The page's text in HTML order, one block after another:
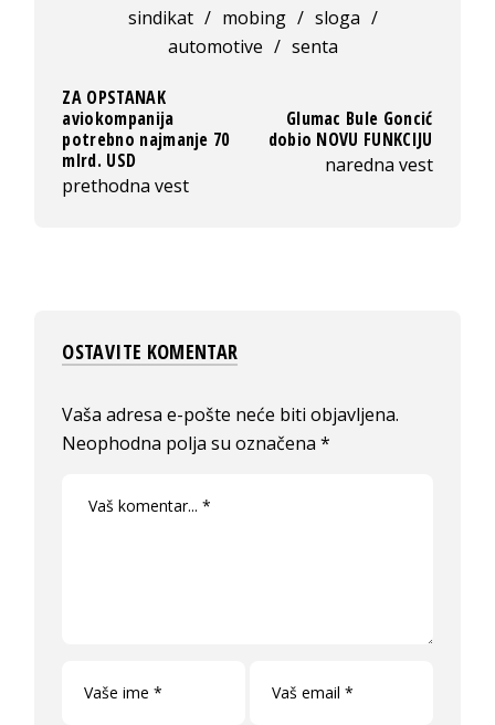
sindikat / mobing / sloga /
automotive / senta
ZA OPSTANAK
aviokompanija
potrebno najmanje 70
mlrd. USD
prethodna vest
Glumac Bule Goncić
dobio NOVU FUNKCIJU
naredna vest
OSTAVITE KOMENTAR
Vaša adresa e-pošte neće biti objavljena.
Neophodna polja su označena*